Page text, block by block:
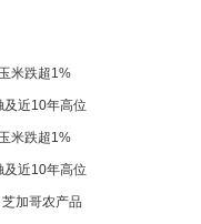
米跌超1%
及近10年高位
米跌超1%
及近10年高位
加哥农产品